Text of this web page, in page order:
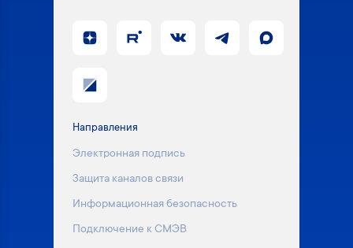
Направления
Электронная подпись
Защита каналов связи
Информационная безопасность
Подключение к СМЭВ